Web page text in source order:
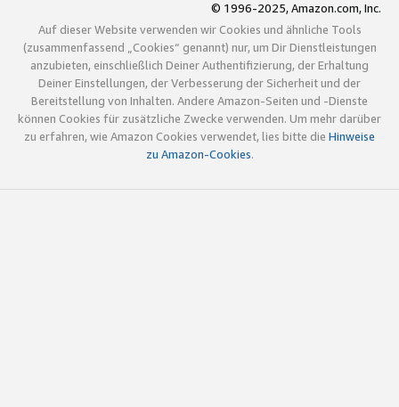
© 1996-2025, Amazon.com, Inc.
Auf dieser Website verwenden wir Cookies und ähnliche Tools
(zusammenfassend „Cookies“ genannt) nur, um Dir Dienstleistungen
anzubieten, einschließlich Deiner Authentifizierung, der Erhaltung
Deiner Einstellungen, der Verbesserung der Sicherheit und der
Bereitstellung von Inhalten. Andere Amazon-Seiten und -Dienste
können Cookies für zusätzliche Zwecke verwenden. Um mehr darüber
zu erfahren, wie Amazon Cookies verwendet, lies bitte die Hinweise
zu Amazon-Cookies.